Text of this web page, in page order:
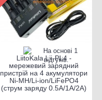
LiitoKala Lii-PL4 -
мережевий зарядний
пристрій на 4 акумулятори
Ni-MH/Li-ion/LiFePO4
(струм заряду 0.5A/1A/2A)